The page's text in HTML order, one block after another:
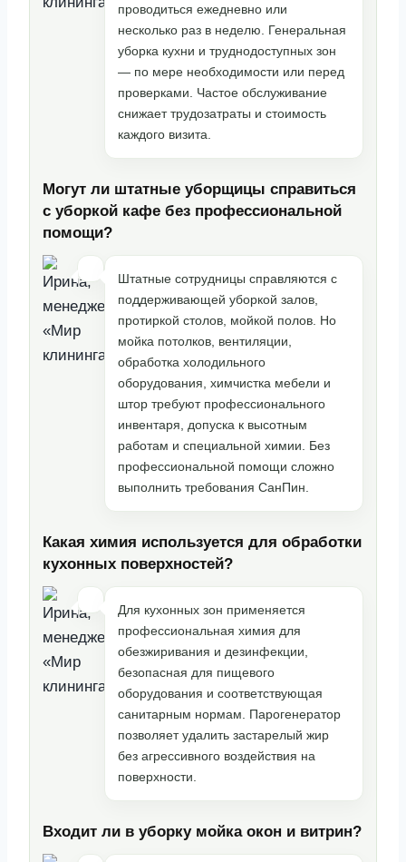
проводиться ежедневно или
несколько раз в неделю. Генеральная
уборка кухни и труднодоступных зон
— по мере необходимости или перед
проверками. Частое обслуживание
снижает трудозатраты и стоимость
каждого визита.
Могут ли штатные уборщицы справиться
с уборкой кафе без профессиональной
помощи?
Штатные сотрудницы справляются с
поддерживающей уборкой залов,
протиркой столов, мойкой полов. Но
мойка потолков, вентиляции,
обработка холодильного
оборудования, химчистка мебели и
штор требуют профессионального
инвентаря, допуска к высотным
работам и специальной химии. Без
профессиональной помощи сложно
выполнить требования СанПин.
Какая химия используется для обработки
кухонных поверхностей?
Для кухонных зон применяется
профессиональная химия для
обезжиривания и дезинфекции,
безопасная для пищевого
оборудования и соответствующая
санитарным нормам. Парогенератор
позволяет удалить застарелый жир
без агрессивного воздействия на
поверхности.
Входит ли в уборку мойка окон и витрин?